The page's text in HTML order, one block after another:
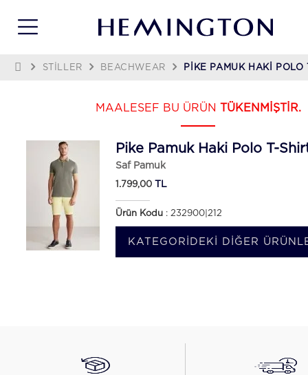
STILLER BEACHWEAR PIKE PAMUK HAKI POLO
MAALESEF BU ÜRÜN TÜKENMİŞTİR.
Pike Pamuk Haki Polo T-
Saf Pamuk
1.799,00 TL
Ürün Kodu : 232900|212
KATEGORIDEKI DIĞER